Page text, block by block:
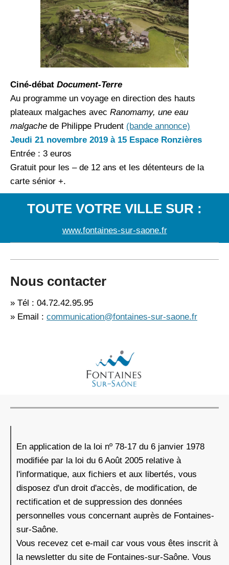
Ciné-débat Document-Terre
Au programme un voyage en direction des hauts
plateaux malgaches avec Ranomamy, une eau
malgache de Philippe Prudent (bande annonce)
Jeudi 21 novembre 2019 à 15 Espace Ronzières
Entrée : 3 euros
Gratuit pour les – de 12 ans et les détenteurs de la
carte sénior +.
TOUTE VOTRE VILLE SUR :
www.fontaines-sur-saone.fr
Nous contacter
» Tél : 04.72.42.95.95
» Email : communication@fontaines-sur-saone.fr
En application de la loi nº 78-17 du 6 janvier 1978
modifiée par la loi du 6 Août 2005 relative à
l'informatique, aux fichiers et aux libertés, vous
disposez d'un droit d'accès, de modification, de
rectification et de suppression des données
personnelles vous concernant auprès de Fontaines-
sur-Saône.
Vous recevez cet e-mail car vous vous êtes inscrit à
la newsletter du site de Fontaines-sur-Saône. Vous